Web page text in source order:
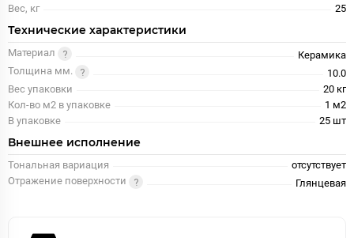
Вес, кг
25
Технические характеристики
Материал
Керамика
Толщина мм.
10.0
Вес упаковки
20 кг
Кол-во м2 в упаковке
1 м2
В упаковке
25 шт
Внешнее исполнение
Тональная вариация
отсутствует
Отражение поверхности
Глянцевая